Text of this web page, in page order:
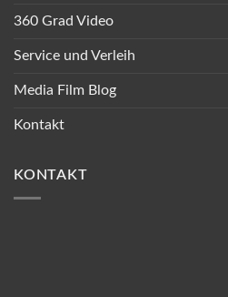
360 Grad Video
Service und Verleih
Media Film Blog
Kontakt
KONTAKT